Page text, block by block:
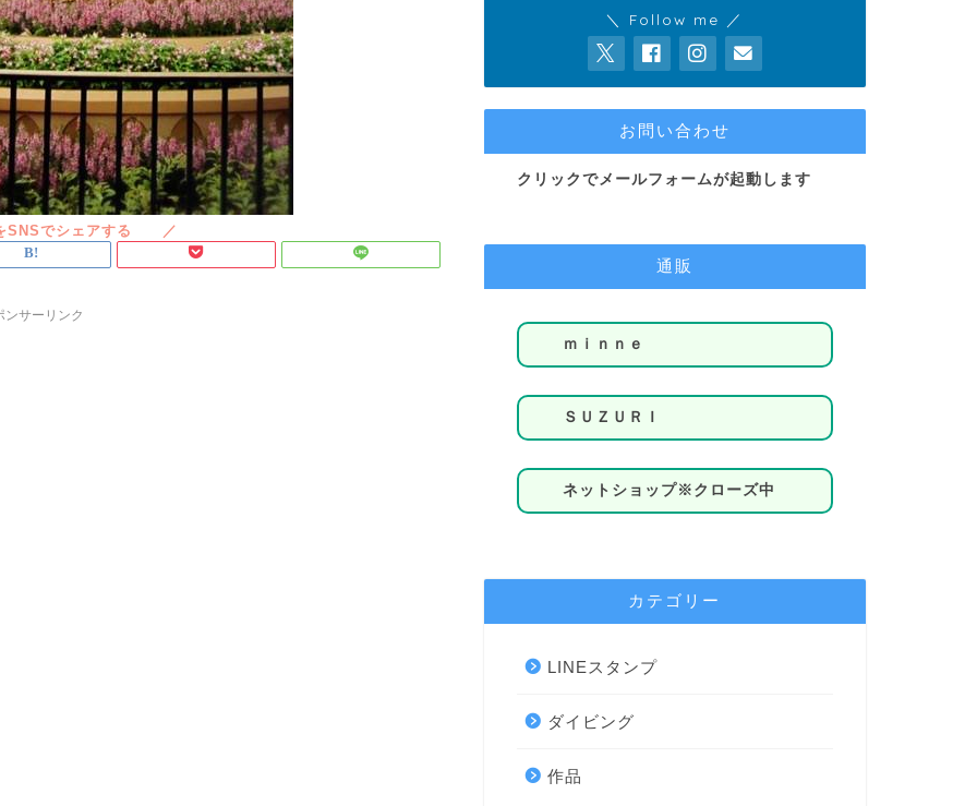
ンサーリンク
＼ Follow me ／
お問い合わせ
クリックでメールフォームが起動します
通販
ｍｉｎｎｅ
ＳＵＺＵＲＩ
ネットショップ※クローズ中
カテゴリー
LINEスタンプ
ダイビング
作品